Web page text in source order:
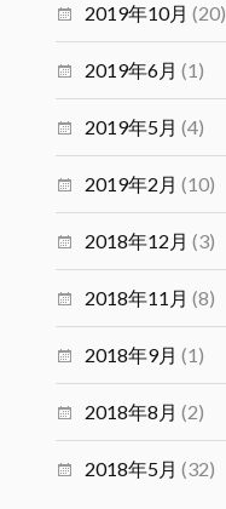
2019年10月 (20)
2019年6月 (1)
2019年5月 (4)
2019年2月 (10)
2018年12月 (3)
2018年11月 (8)
2018年9月 (1)
2018年8月 (2)
2018年5月 (32)